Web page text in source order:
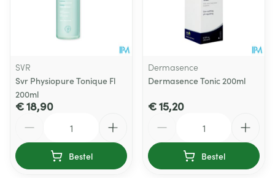
SVR
Svr Physiopure Tonique Fl
200ml
€ 18,90
Bestel
Dermasence
Dermasence Tonic 200ml
€ 15,20
Bestel